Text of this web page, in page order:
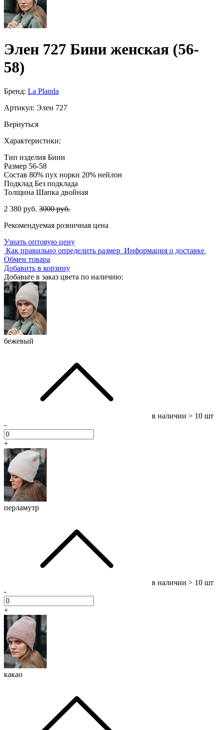
Элен 727 Бини женская (56-
58)
Бренд: La Planda
Артикул: Элен 727
Вернуться
Характеристики:
Тип изделия Бини
Размер 56-58
Состав 80% пух норки 20% нейлон
Подклад Без подклада
Толщина Шапка двойная
2 380 руб. 3000 руб.
Рекомендуемая розничная цена
Узнать оптовую цену
Как правильно определить размер Информация о доставке
Обмен товара
Добавить в корзину
Добавьте в заказ цвета по наличию:
бежевый
в наличии > 10 шт
-
+
перламутр
в наличии > 10 шт
-
+
какао